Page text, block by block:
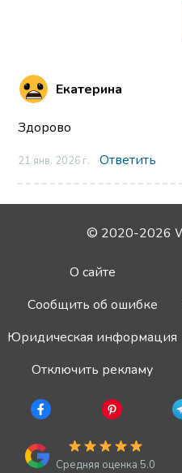
Екатерина
Здорово
21 янв. 2026 г. Ответить
© 2020-2026
О сайте
Сообщить об ошибке
Юридическая информация
Отключить рекламу
Средняя оценка 5.0